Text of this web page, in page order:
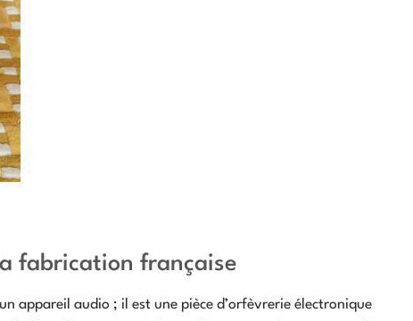
fabrication française
appareil audio ; il est une pièce d’orfèvrerie électronique